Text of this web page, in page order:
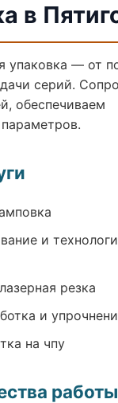
в
упаковка — от
серий.
обеспечиваем
и
резка
и
на чпу